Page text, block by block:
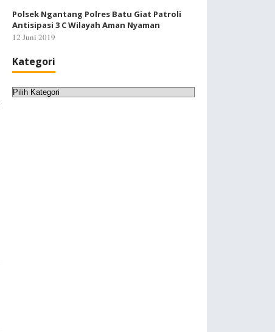
Polsek Ngantang Polres Batu Giat Patroli
Antisipasi 3 C Wilayah Aman Nyaman
12 Juni 2019
Kategori
Kategori